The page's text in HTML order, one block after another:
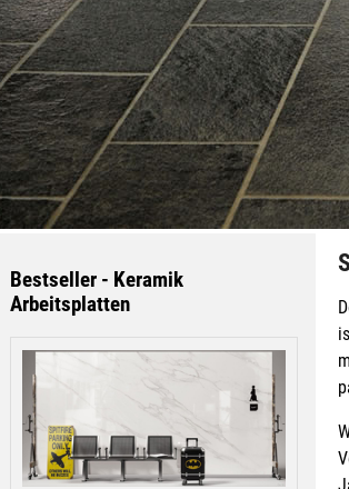
Bestseller - Keramik
Arbeitsplatten